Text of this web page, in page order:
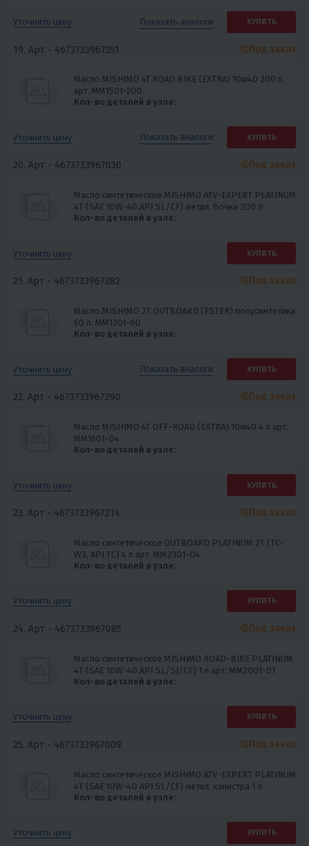
Уточнить цену Показать аналоги КУПИТЬ
19. Арт - 4673733967351
Масло MISHIMO 4T ROAD BIKE (EXTRA) 10w40 200 л
арт. MM1501-200
Кол-во деталей в узле:
Под заказ
Уточнить цену Показать аналоги КУПИТЬ
20. Арт - 4673733967030
Масло синтетическое MISHIMO ATV-EXPERT PLATINUM
4Т (SAE 10W-40 API SL/CF) метал. бочка 200 л
Кол-во деталей в узле:
Под заказ
Уточнить цену КУПИТЬ
21. Арт - 4673733967382
Масло MISHIMO 2T OUTBOARD (ESTER) полусинтетика
60 л. ММ1201-60
Кол-во деталей в узле:
Под заказ
Уточнить цену Показать аналоги КУПИТЬ
22. Арт - 4673733967290
Масло MISHIMO 4T OFF-ROAD (EXTRA) 10w40 4 л арт.
MM1601-04
Кол-во деталей в узле:
Под заказ
Уточнить цену КУПИТЬ
23. Арт - 4673733967214
Масло синтетическое OUTBOARD PLATINUM 2Т (TC-
W3, API TC) 4 л арт. MM2301-04
Кол-во деталей в узле:
Под заказ
Уточнить цену КУПИТЬ
24. Арт - 4673733967085
Масло синтетическое MISHIMO ROAD-BIKE PLATINUM
4Т (SAE 10W-40 API SL/SJ/CF) 1 л арт. MM2001-01
Кол-во деталей в узле:
Под заказ
Уточнить цену КУПИТЬ
25. Арт - 4673733967009
Масло синтетическое MISHIMO ATV-EXPERT PLATINUM
4Т (SAE 10W-40 API SL/CF) метал. канистра 1 л
Кол-во деталей в узле:
Под заказ
Уточнить цену КУПИТЬ